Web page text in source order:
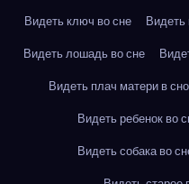
Видеть ключ во сне
Видеть
Видеть лошадь во сне
Видеть плач матери в
Видеть ребенок во
Видеть собака во